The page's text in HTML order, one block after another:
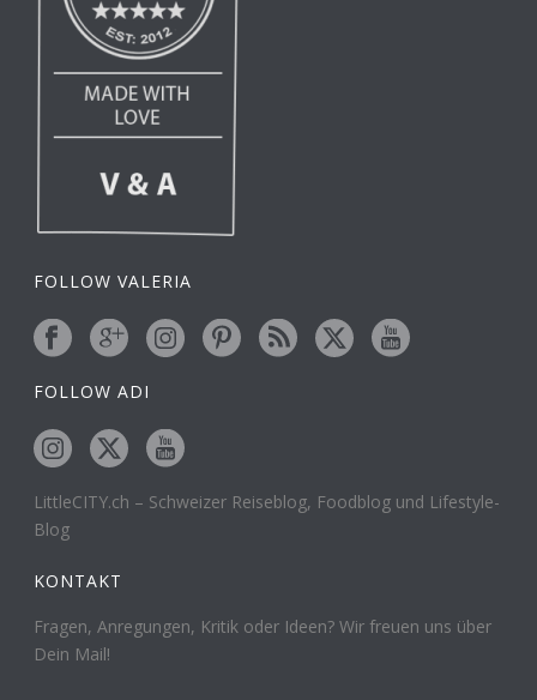
FOLLOW VALERIA
FOLLOW ADI
LittleCITY.ch – Schweizer Reiseblog, Foodblog und Lifestyle-
Blog
KONTAKT
Fragen, Anregungen, Kritik oder Ideen? Wir freuen uns über
Dein Mail!